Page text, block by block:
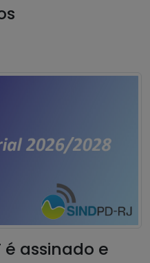
é assinado e